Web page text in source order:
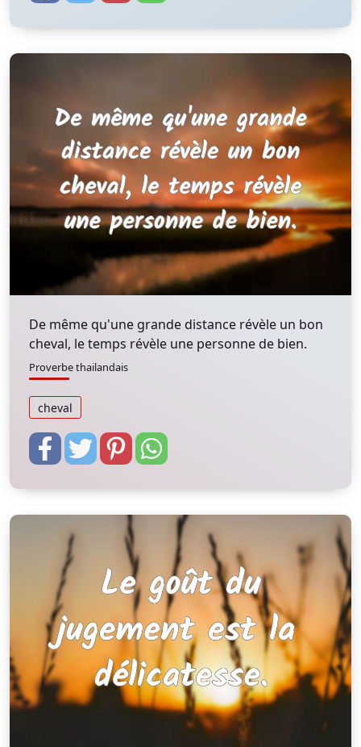
De même qu'une grande distance révèle un bon
cheval, le temps révèle une personne de bien.
Proverbe thailandais
cheval